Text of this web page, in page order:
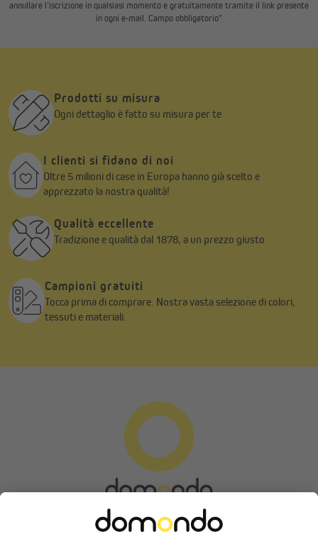
Tessuto di alta qualità per esterni
Il tessuto in poliestere tinto in massa è resistente agli strappi e
annullare l’iscrizione in qualsiasi momento e gratuitamente tramite il link presente
in ogni e-mail. Campo obbligatorio"
Prodotti su misura
Ogni dettaglio è fatto su misura per te
I clienti si fidano di noi
Oltre 5 milioni di case in Europa hanno già scelto e
apprezzato la nostra qualità!
Qualità eccellente
Tradizione e qualità dal 1878, a un prezzo giusto
Campioni gratuiti
Tocca prima di comprare. Nostra vasta selezione di colori,
tessuti e materiali.